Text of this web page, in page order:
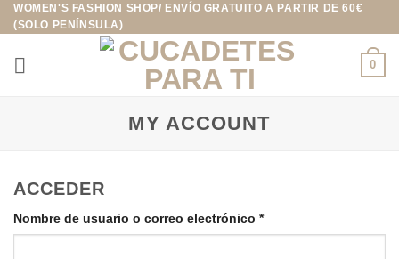
Saltar
al
contenido
WOMEN'S FASHION SHOP/ ENVÍO GRATUITO A PARTIR DE 60€
(SOLO PENÍNSULA)
0
MY ACCOUNT
ACCEDER
Nombre de usuario o correo electrónico *Obligatorio